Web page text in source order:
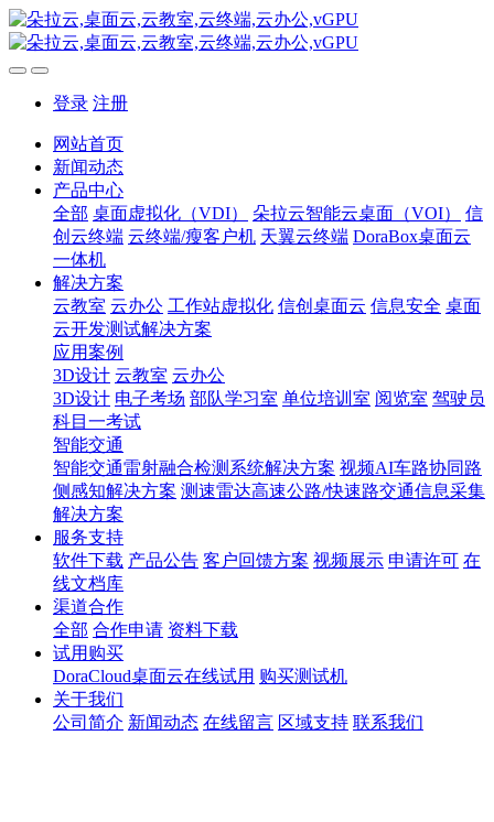
登录 注册
网站首页
新闻动态
产品中心
全部 桌面虚拟化（VDI） 朵拉云智能云桌面（VOI）
信
创云终端 云终端/瘦客户机 天翼云终端 DoraBox桌面云
一体机
解决方案
云教室 云办公 工作站虚拟化 信创桌面云 信息安全 桌面
云开发测试解决方案
应用案例
3D设计 云教室 云办公
3D设计 电子考场 部队学习室 单位培训室 阅览室 驾驶员
科目一考试
智能交通
智能交通雷射融合检测系统解决方案 视频AI车路协同路
侧感知解决方案 测速雷达高速公路/快速路交通信息采集
解决方案
服务支持
软件下载 产品公告 客户回馈方案 视频展示 申请许可 在
线文档库
渠道合作
全部 合作申请 资料下载
试用购买
DoraCloud桌面云在线试用 购买测试机
关于我们
公司简介 新闻动态 在线留言 区域支持 联系我们